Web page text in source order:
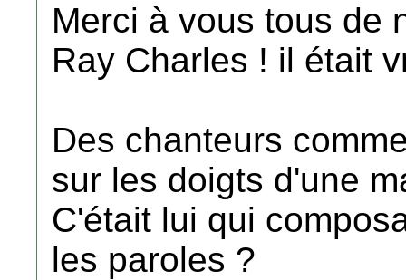
Merci à vous tous de
Ray Charles ! il était
Des chanteurs
sur les doigts d'une
C'était lui qui
les paroles ?